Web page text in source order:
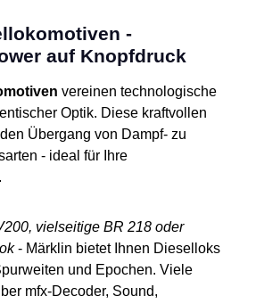
-
auf Knopfdruck
vereinen technologische
Optik. Diese kraftvollen
Übergang von Dampf- zu
- ideal für Ihre
vielseitige BR 218 oder
- Märklin bietet Ihnen Dieselloks
und Epochen. Viele
mfx-Decoder, Sound,